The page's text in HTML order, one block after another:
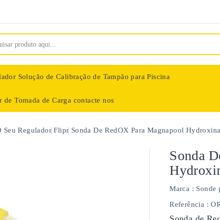
Solução de Calibração de Tampão para Piscina
de Tomada de Carga contacte nos
Seu Regulador Flipr Sonda De RedOX Para Magnapool
Sonda
Marca : Sonde
Referência :